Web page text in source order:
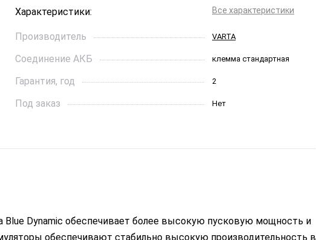
Характеристики: Все характеристики
Производитель VARTA
Соединение АКБ клемма стандартная
Гарантия, год 2
Под заказ Нет
Длинна, см 26,1
Dynamic обеспечивает более высокую пусковую мощность и
обеспечивают стабильно высокую производительность в